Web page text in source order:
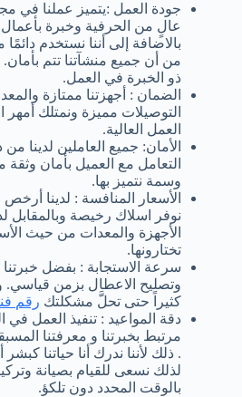
جودة العمل :يتميز عملنا في
عالٍ من الحرفية وخبرة بأعمال
بالاضافة إلى أننا نستخدم دائمًا
من أن جميع منشآتنا تتم بأمان.
ذو الخبرة في العمل.
الضمان : أجهزتنا ممتازة
التوصيلات مميزة ونمتلك
العمل العالية.
الأمان: جميع العاملين لدينا
التعامل مع العميل بأمان
وسمة نتميز بها.
الأسعار المنافسة : لدينا
نوفر اسلاك رخيصة وبالمقابل
الأجهزة والمعدات من حيث
تختارونها.
سرعة الاستجابة : بفضل
وتصليح الاعطال بزمن قياسي.
كثيراً حتى تحلَّ مشكلتك رقم
دقة المواعيد : تنفيذ العمل في
مرتبط بخبرتنا و معرفتنا
. ذلك لأننا ندرك أنا حياتنا
لذلك نسعى للقيام بصيانة
بالوقت المحدد دون تلكؤ.